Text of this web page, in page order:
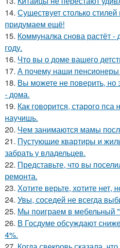
14. Существует столько
придумаем ещё!
15. Коммуналка снова растёт
году.
16. Что вы о доме вашего
17. А почему наши пенсионеры
18. Вы можете не поверить, но
- дома.
19. Как говорится, старого
научишь.
20. Чем занимаются мамы
21. Пустующие квартиры и
забрать у владельцев.
22. Представьте, что вы
ремонта.
23. Хотите верьте, хотите нет,
24. Увы, соседей не всегда
25. Мы поиграем в мебельный
26. В Госдуме обсуждают
4%.